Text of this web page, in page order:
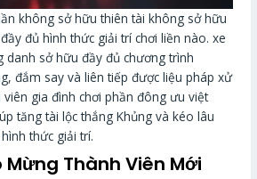
không sở hữu thiên tài không sở hữu
đủ hình thức giải trí chơi liền nào. xe
danh sở hữu đầy đủ chương trình
đắm say và liên tiếp được liệu pháp xử
gia đình chơi phần đông ưu việt
tăng tài lộc thắng Khủng và kéo lâu
thức giải trí.
Thành Viên Mới